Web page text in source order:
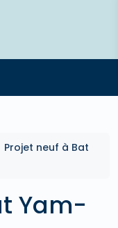
Projet neuf à Bat
Yam-